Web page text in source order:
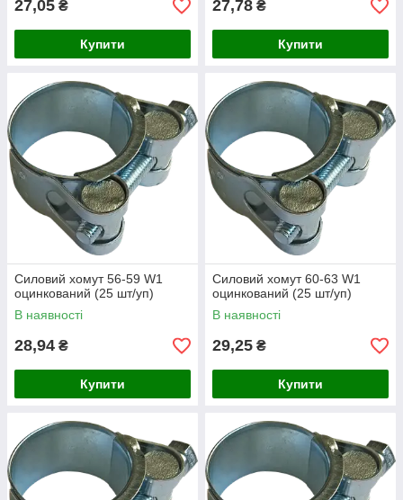
27,05 ₴
Купити
27,78 ₴
Купити
Силовий хомут 56-59 W1
оцинкований (25 шт/уп)
В наявності
28,94 ₴
Купити
Силовий хомут 60-63 W1
оцинкований (25 шт/уп)
В наявності
29,25 ₴
Купити